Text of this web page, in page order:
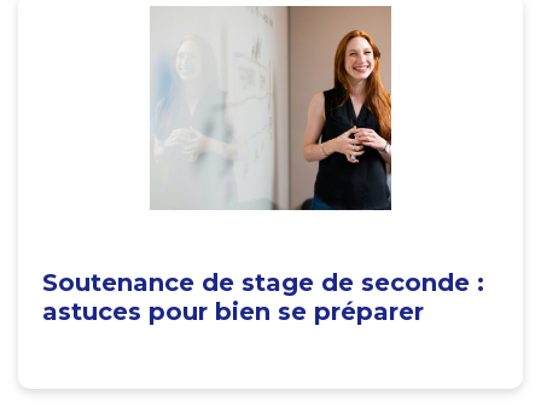
Soutenance de stage de seconde :
astuces pour bien se préparer